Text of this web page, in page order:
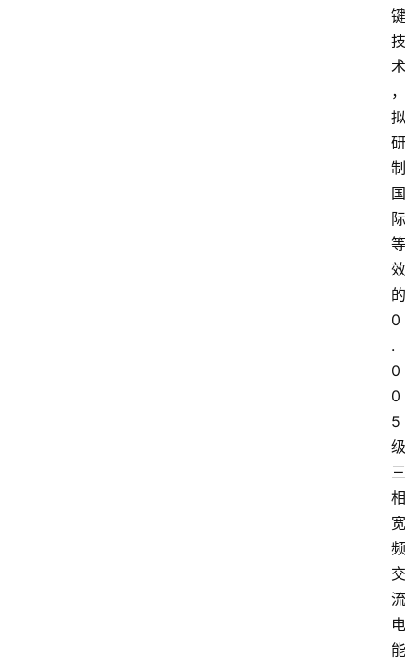
键
技
术
，
拟
研
制
国
际
等
效
的
0
.
0
0
5
级
三
相
宽
频
交
流
电
能